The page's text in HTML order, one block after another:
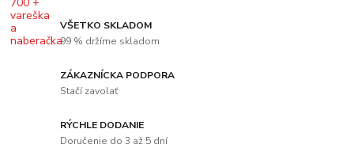
VŠETKO SKLADOM
99 % držíme skladom
ZÁKAZNÍCKA PODPORA
Stačí zavolať
RÝCHLE DODANIE
Doručenie do 3 až 5 dní